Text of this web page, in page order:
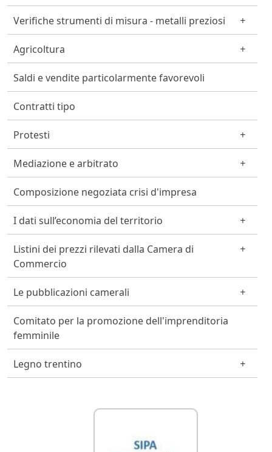
Verifiche strumenti di misura - metalli preziosi
Agricoltura
Saldi e vendite particolarmente favorevoli
Contratti tipo
Protesti
Mediazione e arbitrato
Composizione negoziata crisi d'impresa
I dati sull’economia del territorio
Listini dei prezzi rilevati dalla Camera di
Commercio
Le pubblicazioni camerali
Comitato per la promozione dell'imprenditoria
femminile
Legno trentino